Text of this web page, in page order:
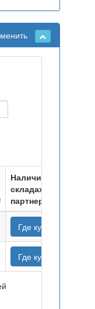
Наличие на
складах
партнеров
Где купить
Где купить